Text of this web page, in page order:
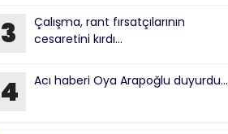
3
Çalışma, rant fırsatçılarının
cesaretini kırdı...
4 Acı haberi Oya Arapoğlu duyurdu...